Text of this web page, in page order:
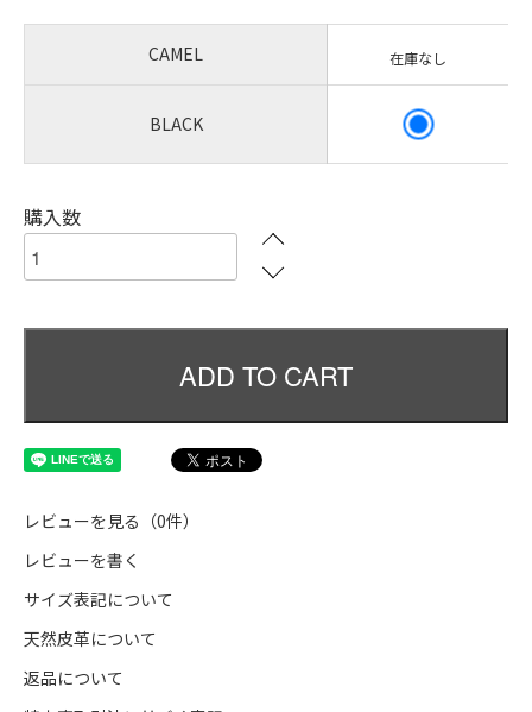
CAMEL 在庫なし
BLACK
購入数
ADD TO CART
レビューを見る（0件）
レビューを書く
サイズ表記について
天然皮革について
返品について